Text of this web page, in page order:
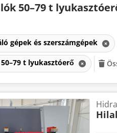
50–79 t
gépek és szerszámgépek
t lyukasztóerő